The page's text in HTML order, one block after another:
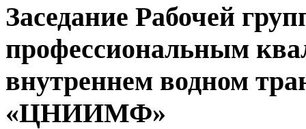
Заседание Рабочей
профессиональным
внутреннем водном
«ЦНИИМФ»